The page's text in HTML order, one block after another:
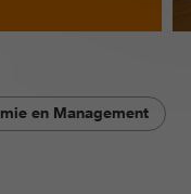
en Management